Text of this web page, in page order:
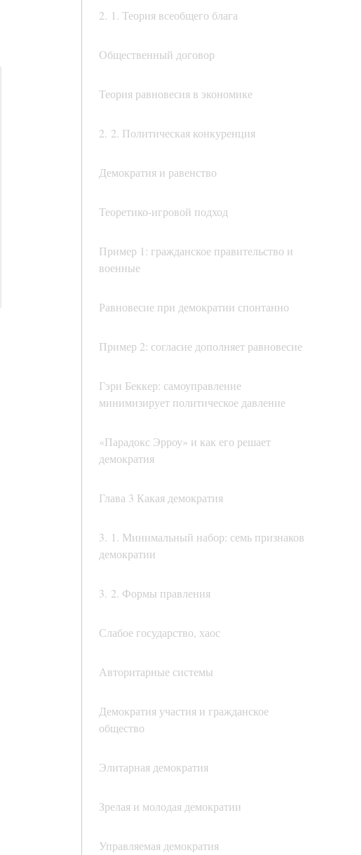
2. 1. Теория всеобщего блага
Общественный договор
Теория равновесия в экономике
2. 2. Политическая конкуренция
Демократия и равенство
Теоретико-игровой подход
Пример 1: гражданское правительство и
военные
Равновесие при демократии спонтанно
Пример 2: согласие дополняет равновесие
Гэри Беккер: самоуправление
минимизирует политическое давление
«Парадокс Эрроу» и как его решает
демократия
Глава 3 Какая демократия
3. 1. Минимальный набор: семь признаков
демократии
3. 2. Формы правления
Слабое государство, хаос
Авторитарные системы
Демократия участия и гражданское
общество
Элитарная демократия
Зрелая и молодая демократии
Управляемая демократия